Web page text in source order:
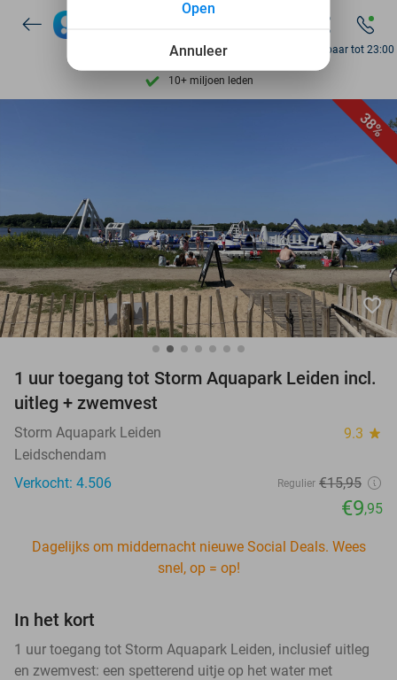
Ontdek 15.000+ deals
7 dagen per week beschikbaar
10+ miljoen leden
205.993 reviews
Bereikbaar tot 23:00
38%
favorite_border
1 uur toegang tot Storm Aquapark Leiden incl.
uitleg + zwemvest
Storm Aquapark Leiden 9.3 star
Leidschendam
Verkocht: 4.506
Regulier €15,95
€9,95
Dagelijks om middernacht nieuwe Social Deals. Wees
snel, op = op!
In het kort
1 uur toegang tot Storm Aquapark Leiden, inclusief uitleg
en zwemvest: een spetterend uitje op het water met
Annuleer
Open